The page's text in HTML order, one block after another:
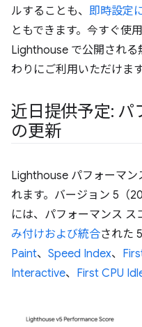
ルすることも、 即時設定
ともできます。今すぐ使
Lighthouse で公開され
わりにご利用いただけます
近日提供予定: パ
の更新
Lighthouse パフォーマン
れます。バージョン 5（
には、パフォーマンス
み付けおよび統合された
Paint、 Speed Index、
Interactive、 First CPU